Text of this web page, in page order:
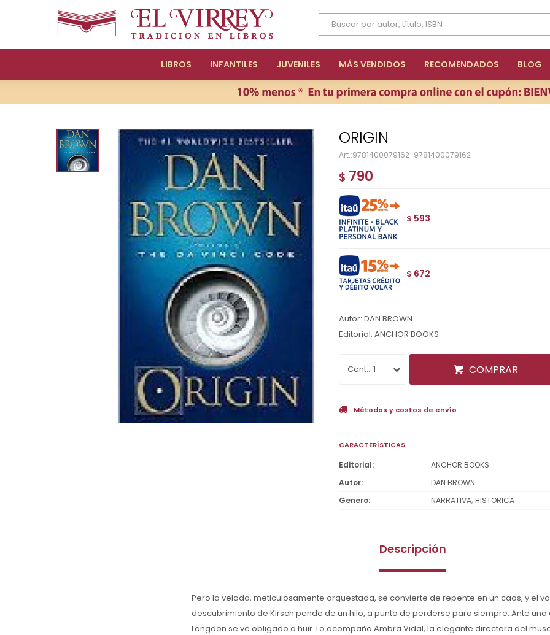
LIBROS INFANTILES JUVENILES MÁS VENDIDOS RECOMENDADOS BLOG
ORIGIN
9781400079162-9781400079162
$ 790
$ 593
$ 672
Autor: DAN BROWN
Editorial: ANCHOR BOOKS
1 COMPRAR
Métodos y costos de envío
CARACTERÍSTICAS
Editorial
ANCHOR BOOKS
Autor
DAN BROWN
Genero
NARRATIVA; HISTORICA
Descripción
Pero la velada, meticulosamente orquestada, se convierte de repente en un caos, y el
descubrimiento de Kirsch pende de un hilo, a punto de perderse para siempre. Ante
Langdon se ve obligado a huir. Lo acompaña Ambra Vidal, la elegante directora del